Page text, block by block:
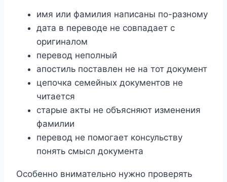
имя или фамилия написаны по-разному
дата в переводе не совпадает с
оригиналом
перевод неполный
апостиль поставлен не на тот документ
цепочка семейных документов не
читается
старые акты не объясняют изменения
фамилии
перевод не помогает консульству
понять смысл документа
Особенно внимательно нужно проверять